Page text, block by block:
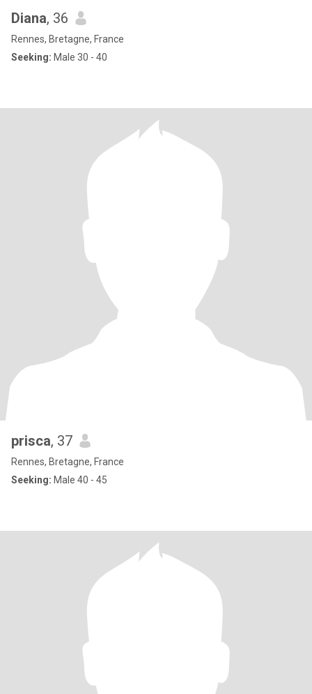
Diana, 36
Rennes, Bretagne, France
Seeking: Male 30 - 40
prisca, 37
Rennes, Bretagne, France
Seeking: Male 40 - 45